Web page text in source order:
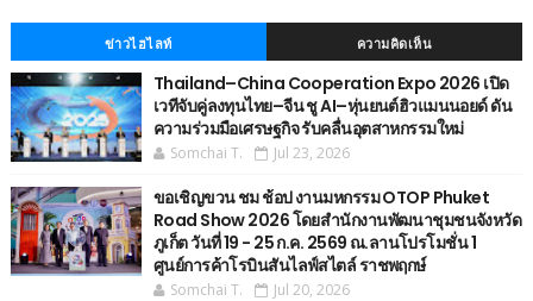
ข่าวไฮไลท์ ความคิดเห็น
Thailand–China Cooperation Expo 2026 เปิด
เวทีจับคู่ลงทุนไทย–จีน ชู AI–หุ่นยนต์ฮิวแมนนอยด์ ดัน
ความร่วมมือเศรษฐกิจ รับคลื่นอุตสาหกรรมใหม่
Somchai T. Jul 23, 2026
ขอเชิญขวน ชม ช้อป งานมหกรรม OTOP Phuket
Road Show 2026 โดยสำนักงานพัฒนาชุมชนจังหวัด
ภูเก็ต วันที่ 19 - 25 ก.ค. 2569 ณ.ลานโปรโมชั่น 1
ศูนย์การค้าโรบินสันไลฟ์สไตล์ ราชพฤกษ์
Somchai T. Jul 20, 2026